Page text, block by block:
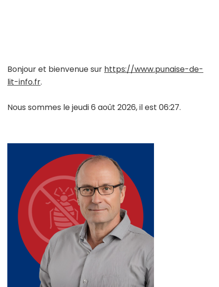
Bonjour et bienvenue sur https://www.punaise-de-
lit-info.fr.
Nous sommes le jeudi 6 août 2026, il est 06:27.